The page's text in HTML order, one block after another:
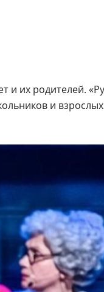
и их родителей.
и